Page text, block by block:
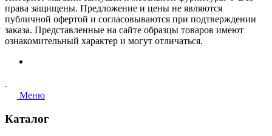
права защищены. Предложение и цены не являются
публичной офертой и согласовываются при подтверждении
заказа. Представленные на сайте образцы товаров имеют
ознакомительный характер и могут отличаться.
Меню
Каталог